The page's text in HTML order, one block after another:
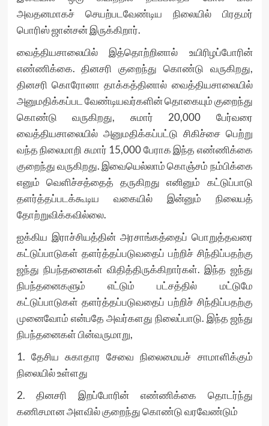
அவதனமாகச் செயற்படவேண்டிய நிலையில் பிரதமர்
பொரிஸ் ஜான்சன் இருக்கிறார்.
வைத்தியசாலையில் இத்தொற்றினால் உயிரிழப்போரின்
எண்ணிக்கை. தினசரி குறைந்து கொண்டு வருகிறது,
தினசரி கொரோனா தாக்கத்தினால் வைத்தியசாலையில்
அனுமதிக்கப்பட வேண்டியவர்களின் தொகையும் குறைந்து
கொண்டு வருகிறது, சுமார் 20,000 பேர்வரை
வைத்தியசாலையில் அனுமதிக்கப்பட்டு சிகிச்சை பெற்று
வந்த நிலைமாறி சுமார் 15,000 பேராக இந்த எண்ணிக்கை
குறைந்து வருகிறது. இவையெல்லாம் கொஞ்சம் நம்பிக்கை
எனும் வெளிச்சத்தைத் தருகிறது எனினும் கட்டுப்பாடு
தளர்த்தப்படக்கூடிய வகையில் இன்னும் நிலையத்
தோற்றுவிக்கவில்லை.
ஐக்கிய இராச்சியத்தின் அரசாங்கத்தைப் பொறுத்தவரை
கட்டுப்பாடுகள் தளர்த்தப்படுவதைப் பற்றிச் சிந்திப்பதற்கு
ஜந்து நிபந்தனைகள் விதித்திருக்கிறார்கள். இந்த ஜந்து
நிபந்தனைகளும் எட்டும் பட்சத்தில் மட்டுமே
கட்டுப்பாடுகள் தளர்த்தப்படுவதைப் பற்றிச் சிந்திப்பதற்கு
முனைவோம் என்பதே அவர்களது நிலைப்பாடு. இந்த ஜந்து
நிபந்தனைகள் பின்வருமாறு,
1. தேசிய சுகாதார சேவை நிலைமையச் சாமாளிக்கும்
நிலையில் உள்ளது
2. தினசரி இறப்போரின் எண்ணிக்கை தொடர்ந்து
கணிசமான அளவில் குறைந்து கொண்டு வரவேண்டும்